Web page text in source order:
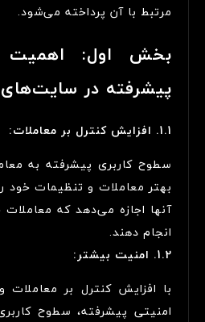
مرتبط با آن پرداخته می‌شود.
بخش اول: اهمیت
پیشرفته در
1.1. افزایش کنترل بر معاملات:
سطوح کاربری پیشرفته به
بهتر معاملات و تنظیمات خود
آنها اجازه می‌دهد که
انجام دهند.
1.2. امنیت بیشتر:
با افزایش کنترل بر معاملات
امنیتی پیشرفته، سطوح